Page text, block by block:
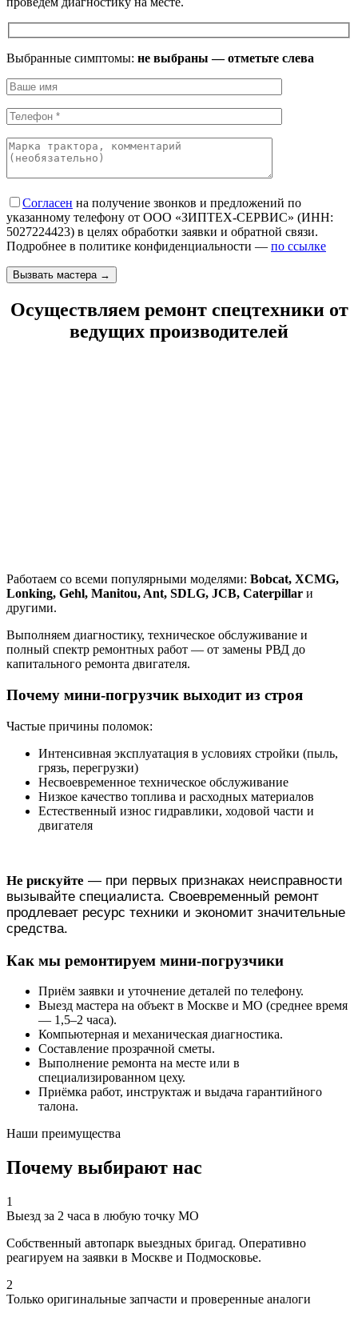
Выбранные симптомы: не выбраны — отметьте слева
Согласен на получение звонков и предложений по
указанному телефону от ООО «ЗИПТЕХ-СЕРВИС» (ИНН:
5027224423) в целях обработки заявки и обратной связи.
Подробнее в политике конфиденциальности — по ссылке
Осуществляем ремонт спецтехники от
ведущих производителей
Работаем со всеми популярными моделями: Bobcat, XCMG,
Lonking, Gehl, Manitou, Ant, SDLG, JCB, Caterpillar и
другими.
Выполняем диагностику, техническое обслуживание и
полный спектр ремонтных работ — от замены РВД до
капитального ремонта двигателя.
Почему мини-погрузчик выходит из строя
Частые причины поломок:
Интенсивная эксплуатация в условиях стройки (пыль,
грязь, перегрузки)
Несвоевременное техническое обслуживание
Низкое качество топлива и расходных материалов
Естественный износ гидравлики, ходовой части и
двигателя
Не рискуйте — при первых признаках неисправности
вызывайте специалиста. Своевременный ремонт
продлевает ресурс техники и экономит значительные
средства.
Как мы ремонтируем мини-погрузчики
Приём заявки и уточнение деталей по телефону.
Выезд мастера на объект в Москве и МО (среднее время
— 1,5–2 часа).
Компьютерная и механическая диагностика.
Составление прозрачной сметы.
Выполнение ремонта на месте или в
специализированном цеху.
Приёмка работ, инструктаж и выдача гарантийного
талона.
Наши преимущества
Почему выбирают нас
1
Выезд за 2 часа в любую точку МО
Собственный автопарк выездных бригад. Оперативно
реагируем на заявки в Москве и Подмосковье.
2
Только оригинальные запчасти и проверенные аналоги